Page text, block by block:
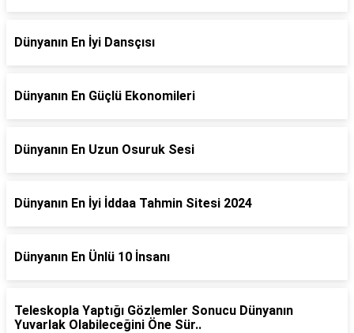
Dünyanın En İyi Dansçısı
Dünyanın En Güçlü Ekonomileri
Dünyanın En Uzun Osuruk Sesi
Dünyanın En İyi İddaa Tahmin Sitesi 2024
Dünyanın En Ünlü 10 İnsanı
Teleskopla Yaptığı Gözlemler Sonucu Dünyanın
Yuvarlak Olabileceğini Öne Sür..